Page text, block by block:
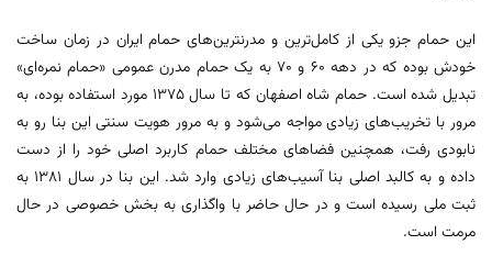
این حمام جزو یکی از کامل‌ترین و مدرنترین‌های حمام ایران در زمان ساخت
خودش بوده که در دهه ۶۰ و ۷۰ به یک حمام مدرن عمومی «حمام نمره‌ای»
تبدیل شده است. حمام شاه اصفهان که تا سال ۱۳۷۵ مورد استفاده بوده، به
مرور با تخریب‌های زیادی مواجه می‌شود و به مرور هویت سنتی این بنا رو به
نابودی رفت،‌ همچنین فضاهای مختلف حمام کاربرد اصلی خود را از دست
داده و به کالبد اصلی بنا آسیب‌های زیادی وارد شد. این بنا در سال ۱۳۸۱ به
ثبت ملی رسیده است و در حال حاضر با واگذاری به بخش خصوصی در حال
مرمت است.